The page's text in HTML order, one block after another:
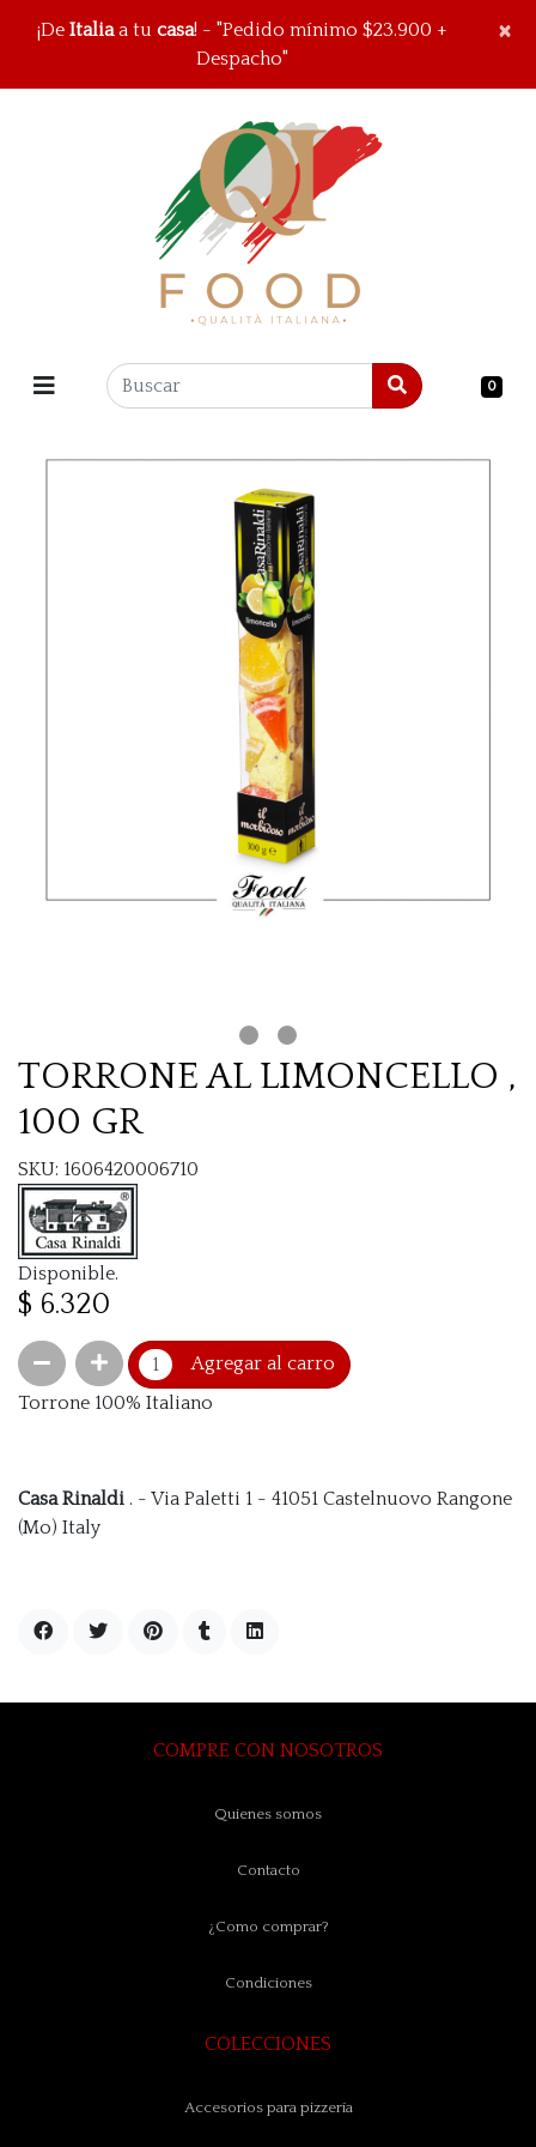
¡De Italiaa tu casa! - "Pedido mínimo $23.900 +
Despacho"
×
×
0
TORRONE AL LIMONCELLO ,
100 GR
SKU: 1606420006710
Disponible.
$ 6.320
Agregar al carro
Torrone 100% Italiano
Casa Rinaldi . - Via Paletti 1 - 41051 Castelnuovo Rangone
(Mo) Italy
COMPRE CON NOSOTROS
Quienes somos
Contacto
¿Como comprar?
Condiciones
COLECCIONES
Accesorios para pizzería